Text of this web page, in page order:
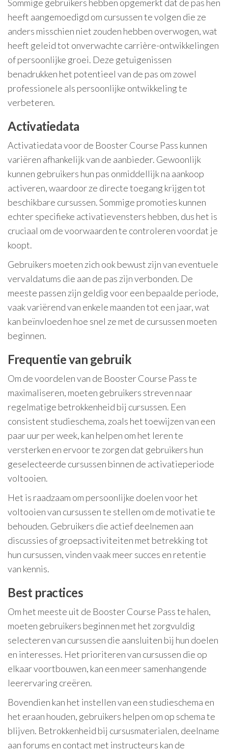
Sommige gebruikers hebben opgemerkt dat de pas hen
heeft aangemoedigd om cursussen te volgen die ze
anders misschien niet zouden hebben overwogen, wat
heeft geleid tot onverwachte carrière-ontwikkelingen
of persoonlijke groei. Deze getuigenissen
benadrukken het potentieel van de pas om zowel
professionele als persoonlijke ontwikkeling te
verbeteren.
Activatiedata
Activatiedata voor de Booster Course Pass kunnen
variëren afhankelijk van de aanbieder. Gewoonlijk
kunnen gebruikers hun pas onmiddellijk na aankoop
activeren, waardoor ze directe toegang krijgen tot
beschikbare cursussen. Sommige promoties kunnen
echter specifieke activatievensters hebben, dus het is
cruciaal om de voorwaarden te controleren voordat je
koopt.
Gebruikers moeten zich ook bewust zijn van eventuele
vervaldatums die aan de pas zijn verbonden. De
meeste passen zijn geldig voor een bepaalde periode,
vaak variërend van enkele maanden tot een jaar, wat
kan beïnvloeden hoe snel ze met de cursussen moeten
beginnen.
Frequentie van gebruik
Om de voordelen van de Booster Course Pass te
maximaliseren, moeten gebruikers streven naar
regelmatige betrokkenheid bij cursussen. Een
consistent studieschema, zoals het toewijzen van een
paar uur per week, kan helpen om het leren te
versterken en ervoor te zorgen dat gebruikers hun
geselecteerde cursussen binnen de activatieperiode
voltooien.
Het is raadzaam om persoonlijke doelen voor het
voltooien van cursussen te stellen om de motivatie te
behouden. Gebruikers die actief deelnemen aan
discussies of groepsactiviteiten met betrekking tot
hun cursussen, vinden vaak meer succes en retentie
van kennis.
Best practices
Om het meeste uit de Booster Course Pass te halen,
moeten gebruikers beginnen met het zorgvuldig
selecteren van cursussen die aansluiten bij hun doelen
en interesses. Het prioriteren van cursussen die op
elkaar voortbouwen, kan een meer samenhangende
leerervaring creëren.
Bovendien kan het instellen van een studieschema en
het eraan houden, gebruikers helpen om op schema te
blijven. Betrokkenheid bij cursusmaterialen, deelname
aan forums en contact met instructeurs kan de